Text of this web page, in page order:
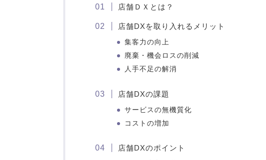
店舗ＤＸとは？
店舗DXを取り入れるメリット
集客力の向上
廃棄・機会ロスの削減
人手不足の解消
店舗DXの課題
サービスの無機質化
コストの増加
店舗DXのポイント